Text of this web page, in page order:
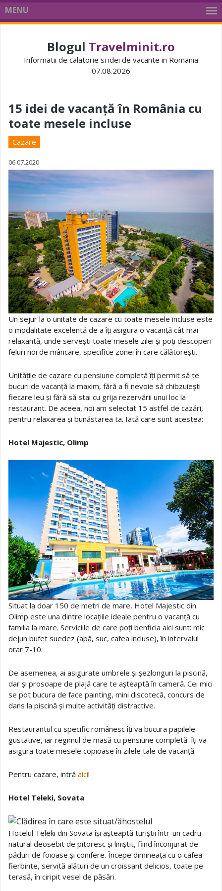
MENU
Blogul Travelminit.ro
Informatii de calatorie si idei de vacante in Romania
07.08.2026
15 idei de vacanță în România cu
toate mesele incluse
Cazare
06.07.2020
Un sejur la o unitate de cazare cu toate mesele incluse este
o modalitate excelentă de a îți asigura o vacanță cât mai
relaxantă, unde servești toate mesele zilei și poți descoperi
feluri noi de mâncare, specifice zonei în care călătorești.
Unitățile de cazare cu pensiune completă îți permit să te
bucuri de vacanță la maxim, fără a fi nevoie să chibzuiești
fiecare leu și fără să stai cu grija rezervării unui loc la
restaurant. De aceea, noi am selectat 15 astfel de cazări,
pentru relaxarea și bunăstarea ta. Iată care sunt acestea:
Hotel Majestic, Olimp
Situat la doar 150 de metri de mare, Hotel Majestic din
Olimp este una dintre locațiile ideale pentru o vacanță cu
familia la mare. Serviciile de care poți benficia aici sunt: mic
dejun bufet suedez (apă, suc, cafea incluse), în intervalul
orar 7-10.
De asemenea, ai asigurate umbrele și șezlonguri la piscină,
dar și prosoape de plajă care te așteaptă în cameră. Cei mici
se pot bucura de face painting, mini discotecă, concurs de
dans la piscină și multe activități distractive.
Restaurantul cu specific românesc îți va bucura papilele
gustative, iar regimul de masă cu pensiune completă îți va
asigura toate mesele copioase în zilele tale de vacanță.
Pentru cazare, intră aici!
Hotel Teleki, Sovata
Hotelul Teleki din Sovata își așteaptă turiștii într-un cadru
natural deosebit de pitoresc și liniștit, fiind înconjurat de
păduri de foioase și conifere. Începe dimineața cu o cafea
fierbinte, servită alături de un croissant delicios, toate pe
terasă, în ciripit vesel de păsări.